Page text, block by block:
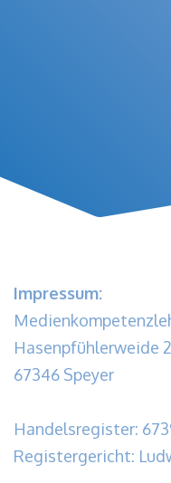
Impressum:
Hasenpfühlerweide 2
67346 Speyer
Handelsregister:
Registergericht: